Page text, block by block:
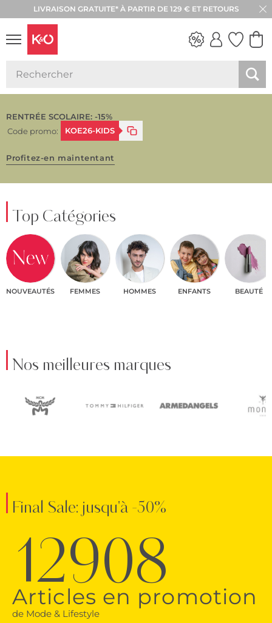
RETOUR SOUS 30 JOURS
RENTRÉE SCOLAIRE: -15%
Code promo:
KOE26-KIDS
Profitez-en maintentant
Top Catégories
NOUVEAUTÉS FEMMES HOMMES ENFANTS BEAUTÉ
Nos meilleures marques
Final Sale: jusqu'à -50%
12908
Articles en promotion
de Mode & Lifestyle